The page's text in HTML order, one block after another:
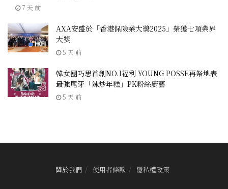
7 天 前
AXA安盛於「香港保險業大獎2025」榮獲七項業界
大獎
5 天 前
韓女團巧思首創NO.1福利 YOUNG POSSE再祭地表
最強尾牙「辣炒年糕」PK粉絲廚藝
5 天 前
關於我們 使用者條款 隱私權政策